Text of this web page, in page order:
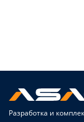
Разработка и